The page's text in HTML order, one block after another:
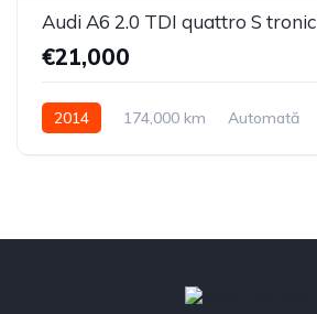
Audi A6 2.0 TDI quattro S tronic
€21,000
2014 174,000 km Automată